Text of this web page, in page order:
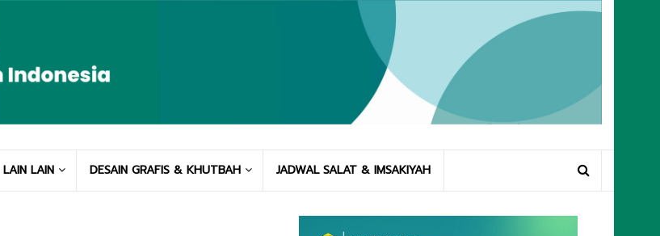
LAIN LAIN DESAIN GRAFIS & KHUTBAH JADWAL SALAT & IMSAKIYAH